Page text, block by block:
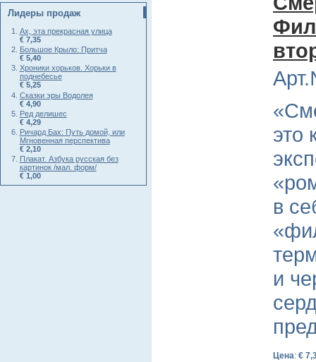
Лидеры продаж
Ах, эта прекрасная улица
€ 7,35
Большое Крыло: Притча
€ 5,40
Хроники хорьков. Хорьки в
поднебесье
€ 5,25
Сказки эры Водолея
€ 4,90
Ред делишес
€ 4,29
Ричард Бах: Путь домой, или
Мгновенная перспектива
€ 2,10
Плакат. Азбука русская без
картинок /мал. форм/
€ 1,00
это
в
и
Цена: €